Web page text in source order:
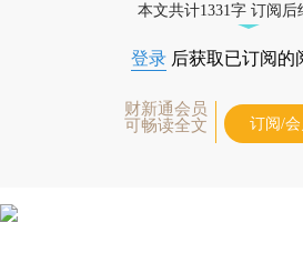
本文共计1331字 订阅后
登录 后获取已订阅的
财新通会员
可畅读全文
订阅/